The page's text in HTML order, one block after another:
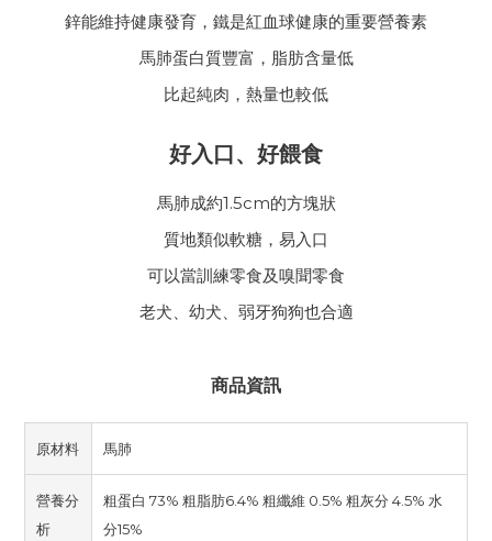
鋅能維持健康發育，鐵是紅血球健康的重要營養素
馬肺蛋白質豐富，脂肪含量低
比起純肉，熱量也較低
好入口、好餵食
馬肺成約1.5cm的方塊狀
質地類似軟糖，易入口
可以當訓練零食及嗅聞零食
老犬、幼犬、弱牙狗狗也合適
商品資訊
原材料 馬肺
營養分
析
粗蛋白 73% 粗脂肪6.4% 粗纖維 0.5% 粗灰分 4.5% 水
分15%